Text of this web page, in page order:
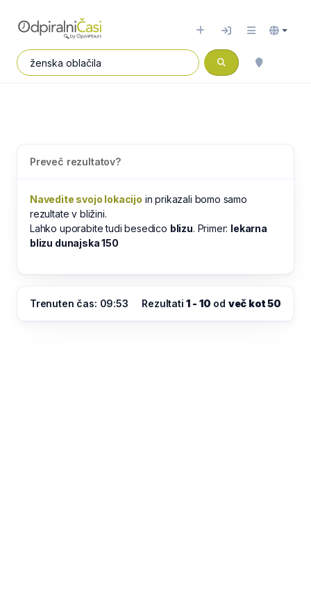
Preveč rezultatov?
Navedite svojo lokacijo in prikazali bomo samo
rezultate v bližini.
Lahko uporabite tudi besedico blizu. Primer: lekarna
blizu dunajska 150
Trenuten čas: 09:53 Rezultati1 - 10 od več kot 50